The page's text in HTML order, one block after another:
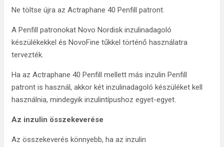
Ne töltse újra az Actraphane 40 Penfill patront.
A Penfill patronokat Novo Nordisk inzulinadagoló
készülékekkel és NovoFine tűkkel történő használatra
tervezték.
Ha az Actraphane 40 Penfill mellett más inzulin Penfill
patront is használ, akkor két inzulinadagoló készüléket kell
használnia, mindegyik inzulintípushoz egyet-egyet.
Az inzulin összekeverése
Az összekeverés könnyebb, ha az inzulin